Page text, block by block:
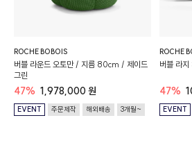
ROCHE BOBOIS
버블 라운드 오토만 / 지름 80cm / 제이드
그린
47% 1,978,000 원
EVENT 주문제작 해외배송 3개월~
ROCHE
버블 라
47%
EVENT